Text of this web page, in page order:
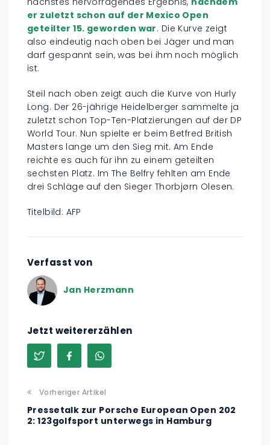
er zuletzt schon auf der Mexico Open
geteilter 15. geworden war. Die Kurve zeigt
also eindeutig nach oben bei Jäger und man
darf gespannt sein, was bei ihm noch möglich
ist.
Steil nach oben zeigt auch die Kurve von Hurly
Long. Der 26-jährige Heidelberger sammelte ja
zuletzt schon Top-Ten-Platzierungen auf der DP
World Tour. Nun spielte er beim Betfred British
Masters lange um den Sieg mit. Am Ende
reichte es auch für ihn zu einem geteilten
sechsten Platz. Im The Belfry fehlten am Ende
drei Schläge auf den Sieger Thorbjørn Olesen.
Titelbild: AFP
Verfasst von
Jan Herzmann
Jetzt weitererzählen
Vorheriger Artikel
Pressetalk zur Porsche European Open 202
2: 123golfsport unterwegs in Hamburg